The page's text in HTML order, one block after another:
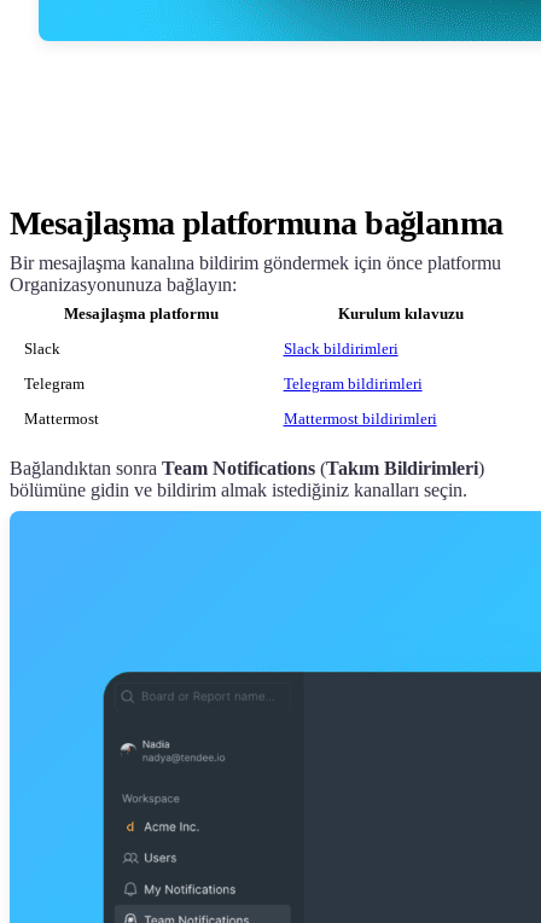
Mesajlaşma platformuna bağlanma
Bir mesajlaşma kanalına bildirim göndermek için önce platformu
Organizasyonunuza bağlayın:
Mesajlaşma platformu Kurulum kılavuzu
Slack Slack bildirimleri
Telegram Telegram bildirimleri
Mattermost Mattermost bildirimleri
Bağlandıktan sonra Team Notifications (Takım Bildirimleri)
bölümüne gidin ve bildirim almak istediğiniz kanalları seçin.